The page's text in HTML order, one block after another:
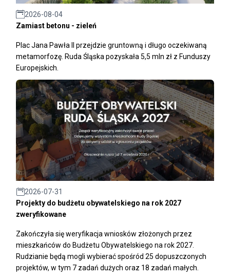
2026-08-04
Zamiast betonu - zieleń
Plac Jana Pawła II przejdzie gruntowną i długo oczekiwaną
metamorfozę. Ruda Śląska pozyskała 5,5 mln zł z Funduszy
Europejskich.
2026-07-31
Projekty do budżetu obywatelskiego na rok 2027
zweryfikowane
Zakończyła się weryfikacja wniosków złożonych przez
mieszkańców do Budżetu Obywatelskiego na rok 2027.
Rudzianie będą mogli wybierać spośród 25 dopuszczonych
projektów, w tym 7 zadań dużych oraz 18 zadań małych.